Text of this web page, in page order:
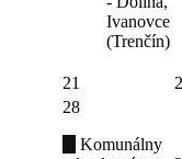
Ivanovce
(Trenčín)
21
28
Komunálny